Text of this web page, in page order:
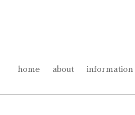
home about information